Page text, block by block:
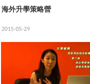
海外升學策略營
2015-05-29